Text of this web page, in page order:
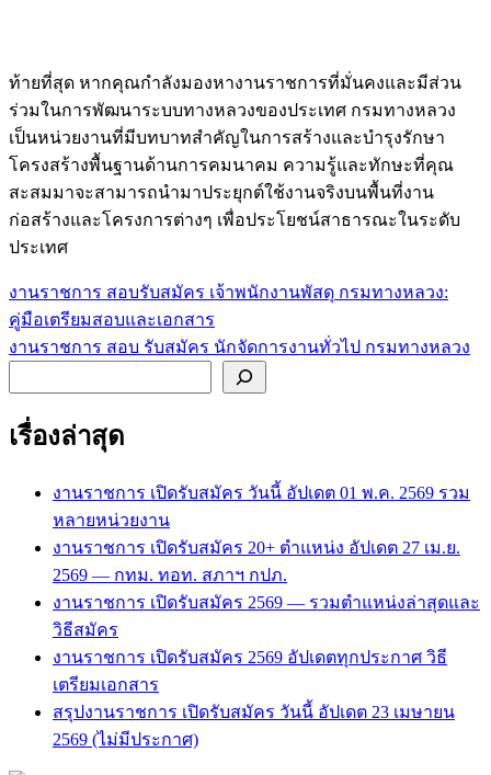
ท้ายที่สุด หากคุณกำลังมองหางานราชการที่มั่นคงและมีส่วน
ร่วมในการพัฒนาระบบทางหลวงของประเทศ กรมทางหลวง
เป็นหน่วยงานที่มีบทบาทสำคัญในการสร้างและบำรุงรักษา
โครงสร้างพื้นฐานด้านการคมนาคม ความรู้และทักษะที่คุณ
สะสมมาจะสามารถนำมาประยุกต์ใช้งานจริงบนพื้นที่งาน
ก่อสร้างและโครงการต่างๆ เพื่อประโยชน์สาธารณะในระดับ
ประเทศ
แนะแนว
เรื่อง
งานราชการ สอบรับสมัคร เจ้าพนักงานพัสดุ กรมทางหลวง:
คู่มือเตรียมสอบและเอกสาร
งานราชการ สอบ รับสมัคร นักจัดการงานทั่วไป กรมทางหลวง
เรื่องล่าสุด
งานราชการ เปิดรับสมัคร วันนี้ อัปเดต 01 พ.ค. 2569 รวม
หลายหน่วยงาน
งานราชการ เปิดรับสมัคร 20+ ตำแหน่ง อัปเดต 27 เม.ย.
2569 — กทม. ทอท. สภาฯ กปภ.
งานราชการ เปิดรับสมัคร 2569 — รวมตำแหน่งล่าสุดและ
วิธีสมัคร
งานราชการ เปิดรับสมัคร 2569 อัปเดตทุกประกาศ วิธี
เตรียมเอกสาร
สรุปงานราชการ เปิดรับสมัคร วันนี้ อัปเดต 23 เมษายน
2569 (ไม่มีประกาศ)